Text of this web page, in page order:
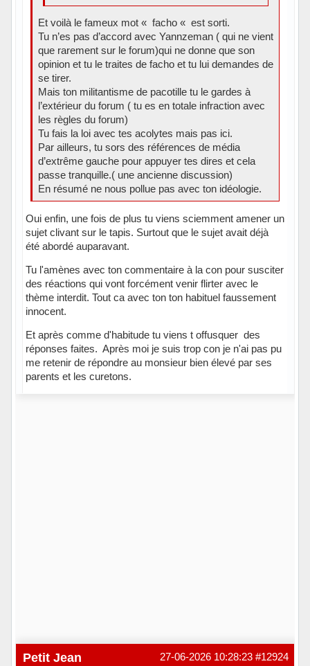
Et voilà le fameux mot « facho « est sorti.
Tu n’es pas d’accord avec Yannzeman ( qui ne vient
que rarement sur le forum)qui ne donne que son
opinion et tu le traites de facho et tu lui demandes de
se tirer.
Mais ton militantisme de pacotille tu le gardes à
l’extérieur du forum ( tu es en totale infraction avec
les règles du forum)
Tu fais la loi avec tes acolytes mais pas ici.
Par ailleurs, tu sors des références de média
d’extrême gauche pour appuyer tes dires et cela
passe tranquille.( une ancienne discussion)
En résumé ne nous pollue pas avec ton idéologie.
Oui enfin, une fois de plus tu viens sciemment amener un
sujet clivant sur le tapis. Surtout que le sujet avait déjà
été abordé auparavant.
Tu l'amènes avec ton commentaire à la con pour susciter
des réactions qui vont forcément venir flirter avec le
thème interdit. Tout ca avec ton ton habituel faussement
innocent.
Et après comme d'habitude tu viens t offusquer des
réponses faites. Après moi je suis trop con je n'ai pas pu
me retenir de répondre au monsieur bien élevé par ses
parents et les curetons.
#12924
27-06-2026 10:28:23
Petit Jean